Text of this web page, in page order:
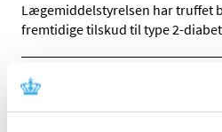
Lægemiddelstyrelsen har truffet
fremtidige tilskud til type 2-
Forrige